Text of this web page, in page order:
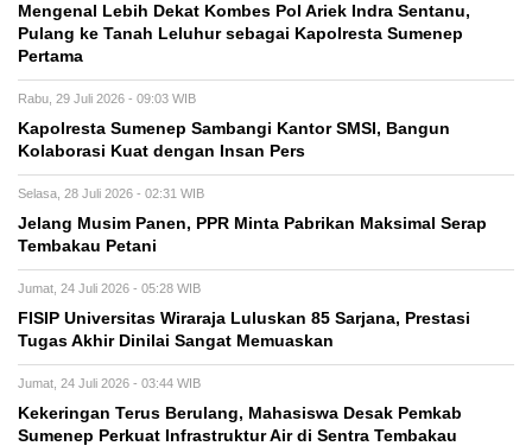
Mengenal Lebih Dekat Kombes Pol Ariek Indra Sentanu,
Pulang ke Tanah Leluhur sebagai Kapolresta Sumenep
Pertama
Rabu, 29 Juli 2026 - 09:03 WIB
Kapolresta Sumenep Sambangi Kantor SMSI, Bangun
Kolaborasi Kuat dengan Insan Pers
Selasa, 28 Juli 2026 - 02:31 WIB
Jelang Musim Panen, PPR Minta Pabrikan Maksimal Serap
Tembakau Petani
Jumat, 24 Juli 2026 - 05:28 WIB
FISIP Universitas Wiraraja Luluskan 85 Sarjana, Prestasi
Tugas Akhir Dinilai Sangat Memuaskan
Jumat, 24 Juli 2026 - 03:44 WIB
Kekeringan Terus Berulang, Mahasiswa Desak Pemkab
Sumenep Perkuat Infrastruktur Air di Sentra Tembakau